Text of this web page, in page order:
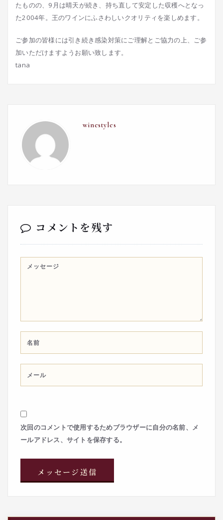
たものの、9月は晴天が続き、持ち直して安定した収穫へとなっ
た2004年。王のワインにふさわしいクオリティを楽しめます。
ご参加の皆様には引き続き感染対策にご理解とご協力の上、ご参
加いただけますようお願い致します。
tana
winestyles
コメントを残す
次回のコメントで使用するためブラウザーに自分の名前、メ
ールアドレス、サイトを保存する。